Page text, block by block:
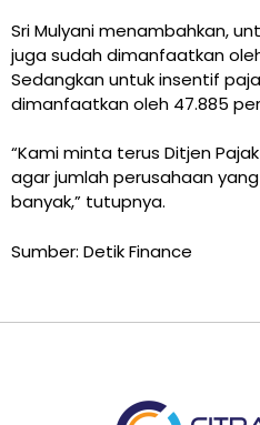
Sri Mulyani menambahkan,
juga sudah dimanfaatkan
Sedangkan untuk insentif
dimanfaatkan oleh 47.885
“Kami minta terus Ditjen
agar jumlah perusahaan
banyak,” tutupnya.
Sumber: Detik Finance